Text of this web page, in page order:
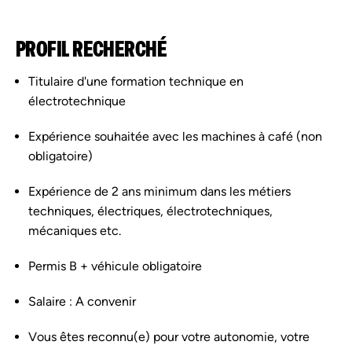
PROFIL RECHERCHÉ
Titulaire d'une formation technique en
électrotechnique
Expérience souhaitée avec les machines à café (non
obligatoire)
Expérience de 2 ans minimum dans les métiers
techniques, électriques, électrotechniques,
mécaniques etc.
Permis B + véhicule obligatoire
Salaire : A convenir
Vous êtes reconnu(e) pour votre autonomie, votre